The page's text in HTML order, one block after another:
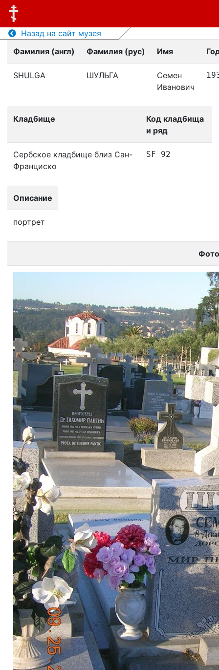
Назад на сайт музея
Фамилия (англ)
Фамилия (рус) Имя
SHULGA ШУЛЬГА
Семен
Иванович
Кладбище
Код кладбища
и ряд
Сербское кладбище близ Сан-
Франциско
SF 92
Описание
портрет
Фото